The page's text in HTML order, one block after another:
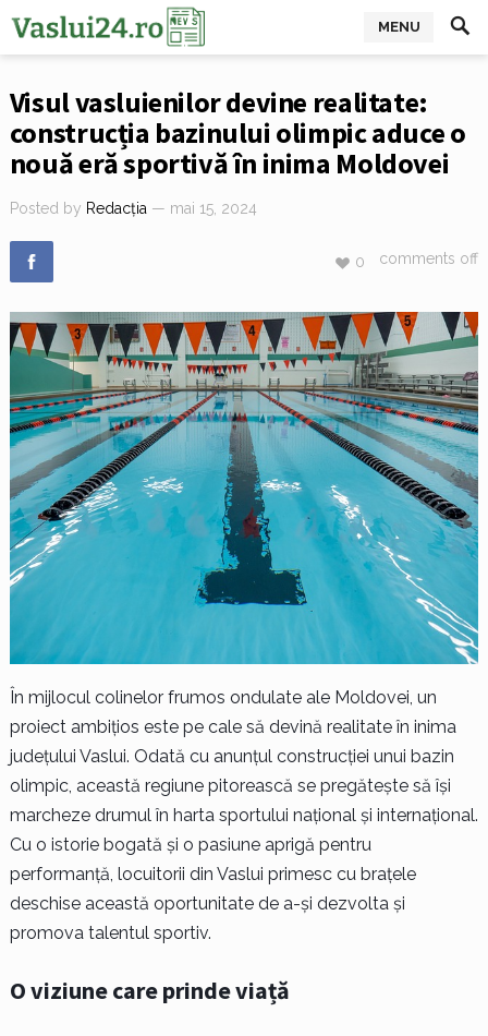
MENU
Visul vasluienilor devine realitate:
construcția bazinului olimpic aduce o
nouă eră sportivă în inima Moldovei
Posted by Redacția — mai 15, 2024
comments off
0
În mijlocul colinelor frumos ondulate ale Moldovei, un
proiect ambițios este pe cale să devină realitate în inima
județului Vaslui. Odată cu anunțul construcției unui bazin
olimpic, această regiune pitorească se pregătește să își
marcheze drumul în harta sportului național și internațional.
Cu o istorie bogată și o pasiune aprigă pentru
performanță, locuitorii din Vaslui primesc cu brațele
deschise această oportunitate de a-și dezvolta și
promova talentul sportiv.
O viziune care prinde viață